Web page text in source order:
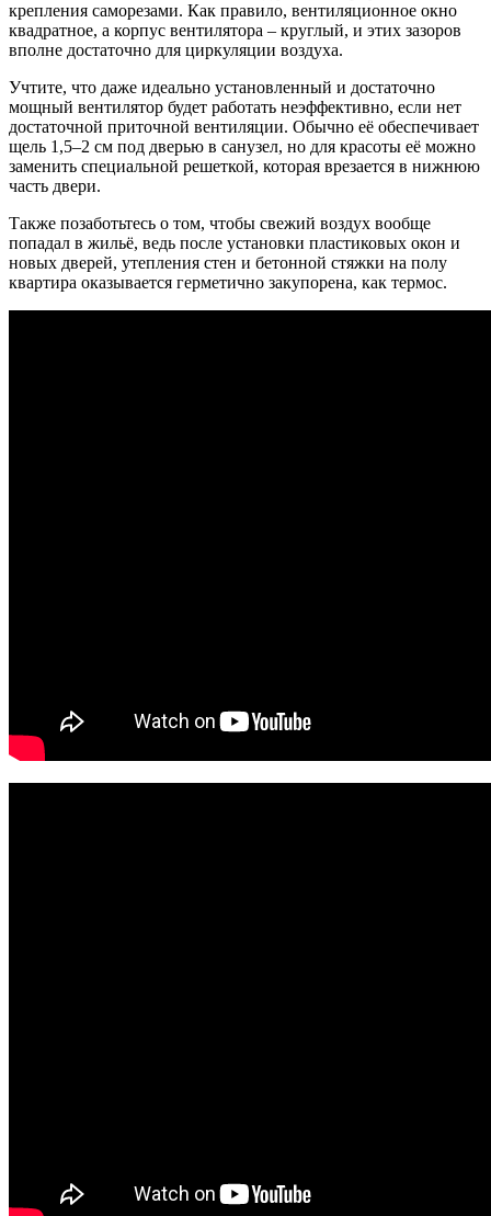
крепления саморезами. Как правило, вентиляционное окно
квадратное, а корпус вентилятора – круглый, и этих зазоров
вполне достаточно для циркуляции воздуха.
Учтите, что даже идеально установленный и достаточно
мощный вентилятор будет работать неэффективно, если нет
достаточной приточной вентиляции. Обычно её обеспечивает
щель 1,5–2 см под дверью в санузел, но для красоты её можно
заменить специальной решеткой, которая врезается в нижнюю
часть двери.
Также позаботьтесь о том, чтобы свежий воздух вообще
попадал в жильё, ведь после установки пластиковых окон и
новых дверей, утепления стен и бетонной стяжки на полу
квартира оказывается герметично закупорена, как термос.